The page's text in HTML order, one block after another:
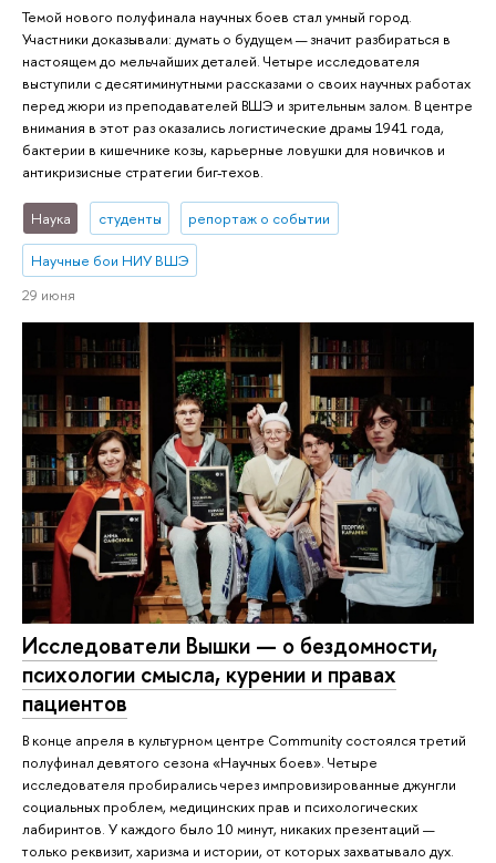
Темой нового полуфинала научных боев стал умный город.
Участники доказывали: думать о будущем — значит разбираться в
настоящем до мельчайших деталей. Четыре исследователя
выступили с десятиминутными рассказами о своих научных работах
перед жюри из преподавателей ВШЭ и зрительным залом. В центре
внимания в этот раз оказались логистические драмы 1941 года,
бактерии в кишечнике козы, карьерные ловушки для новичков и
антикризисные стратегии биг-техов.
Наука студенты репортаж о событии
Научные бои НИУ ВШЭ
29 июня
Исследователи Вышки — о бездомности,
психологии смысла, курении и правах
пациентов
В конце апреля в культурном центре Community состоялся третий
полуфинал девятого сезона «Научных боев». Четыре
исследователя пробирались через импровизированные джунгли
социальных проблем, медицинских прав и психологических
лабиринтов. У каждого было 10 минут, никаких презентаций —
только реквизит, харизма и истории, от которых захватывало дух.